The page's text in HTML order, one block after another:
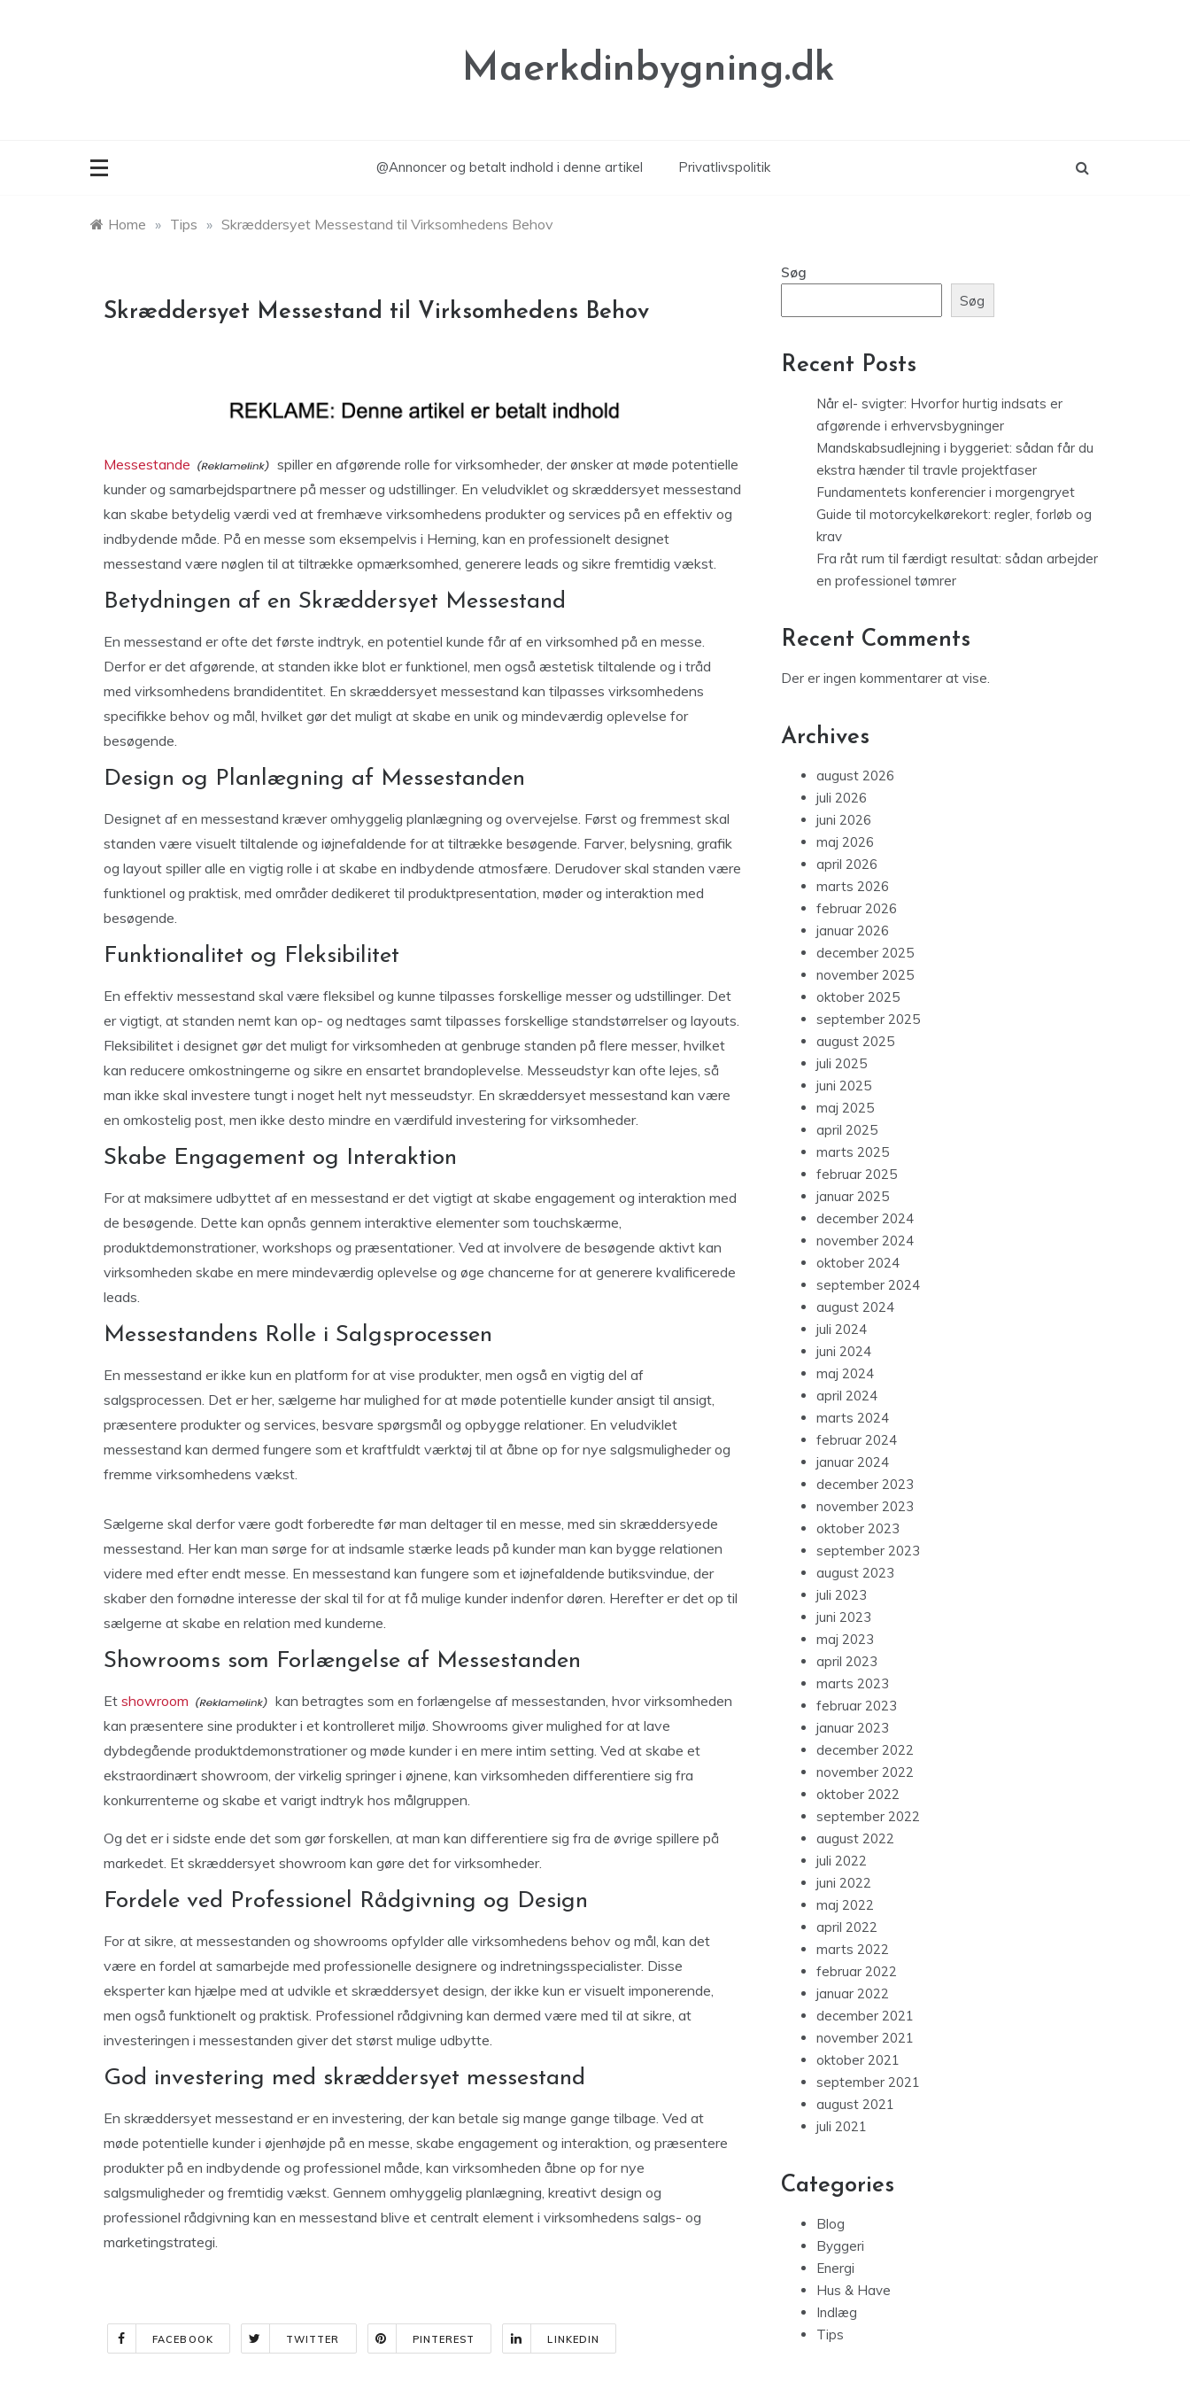
Maerkdinbygning.dk
@Annoncer og betalt indhold i denne artikel Privatlivspolitik
Home » Tips » Skræddersyet Messestand til Virksomhedens Behov
Skræddersyet Messestand til Virksomhedens Behov
Messestande
spiller en afgørende rolle for virksomheder, der ønsker at møde potentielle
kunder og samarbejdspartnere på messer og udstillinger. En veludviklet og skræddersyet messestand
kan skabe betydelig værdi ved at fremhæve virksomhedens produkter og services på en effektiv og
indbydende måde. På en messe som eksempelvis i Herning, kan en professionelt designet
messestand være nøglen til at tiltrække opmærksomhed, generere leads og sikre fremtidig vækst.
Betydningen af en Skræddersyet Messestand
En messestand er ofte det første indtryk, en potentiel kunde får af en virksomhed på en messe.
Derfor er det afgørende, at standen ikke blot er funktionel, men også æstetisk tiltalende og i tråd
med virksomhedens brandidentitet. En skræddersyet messestand kan tilpasses virksomhedens
specifikke behov og mål, hvilket gør det muligt at skabe en unik og mindeværdig oplevelse for
besøgende.
Design og Planlægning af Messestanden
Designet af en messestand kræver omhyggelig planlægning og overvejelse. Først og fremmest skal
standen være visuelt tiltalende og iøjnefaldende for at tiltrække besøgende. Farver, belysning, grafik
og layout spiller alle en vigtig rolle i at skabe en indbydende atmosfære. Derudover skal standen være
funktionel og praktisk, med områder dedikeret til produktpresentation, møder og interaktion med
besøgende.
Funktionalitet og Fleksibilitet
En effektiv messestand skal være fleksibel og kunne tilpasses forskellige messer og udstillinger. Det
er vigtigt, at standen nemt kan op- og nedtages samt tilpasses forskellige standstørrelser og layouts.
Fleksibilitet i designet gør det muligt for virksomheden at genbruge standen på flere messer, hvilket
kan reducere omkostningerne og sikre en ensartet brandoplevelse. Messeudstyr kan ofte lejes, så
man ikke skal investere tungt i noget helt nyt messeudstyr. En skræddersyet messestand kan være
en omkostelig post, men ikke desto mindre en værdifuld investering for virksomheder.
Skabe Engagement og Interaktion
For at maksimere udbyttet af en messestand er det vigtigt at skabe engagement og interaktion med
de besøgende. Dette kan opnås gennem interaktive elementer som touchskærme,
produktdemonstrationer, workshops og præsentationer. Ved at involvere de besøgende aktivt kan
virksomheden skabe en mere mindeværdig oplevelse og øge chancerne for at generere kvalificerede
leads.
Messestandens Rolle i Salgsprocessen
En messestand er ikke kun en platform for at vise produkter, men også en vigtig del af
salgsprocessen. Det er her, sælgerne har mulighed for at møde potentielle kunder ansigt til ansigt,
præsentere produkter og services, besvare spørgsmål og opbygge relationer. En veludviklet
messestand kan dermed fungere som et kraftfuldt værktøj til at åbne op for nye salgsmuligheder og
fremme virksomhedens vækst.
Sælgerne skal derfor være godt forberedte før man deltager til en messe, med sin skræddersyede
messestand. Her kan man sørge for at indsamle stærke leads på kunder man kan bygge relationen
videre med efter endt messe. En messestand kan fungere som et iøjnefaldende butiksvindue, der
skaber den fornødne interesse der skal til for at få mulige kunder indenfor døren. Herefter er det op til
sælgerne at skabe en relation med kunderne.
Showrooms som Forlængelse af Messestanden
Et showroom
kan betragtes som en forlængelse af messestanden, hvor virksomheden
kan præsentere sine produkter i et kontrolleret miljø. Showrooms giver mulighed for at lave
dybdegående produktdemonstrationer og møde kunder i en mere intim setting. Ved at skabe et
ekstraordinært showroom, der virkelig springer i øjnene, kan virksomheden differentiere sig fra
konkurrenterne og skabe et varigt indtryk hos målgruppen.
Og det er i sidste ende det som gør forskellen, at man kan differentiere sig fra de øvrige spillere på
markedet. Et skræddersyet showroom kan gøre det for virksomheder.
Fordele ved Professionel Rådgivning og Design
For at sikre, at messestanden og showrooms opfylder alle virksomhedens behov og mål, kan det
være en fordel at samarbejde med professionelle designere og indretningsspecialister. Disse
eksperter kan hjælpe med at udvikle et skræddersyet design, der ikke kun er visuelt imponerende,
men også funktionelt og praktisk. Professionel rådgivning kan dermed være med til at sikre, at
investeringen i messestanden giver det størst mulige udbytte.
God investering med skræddersyet messestand
En skræddersyet messestand er en investering, der kan betale sig mange gange tilbage. Ved at
møde potentielle kunder i øjenhøjde på en messe, skabe engagement og interaktion, og præsentere
produkter på en indbydende og professionel måde, kan virksomheden åbne op for nye
salgsmuligheder og fremtidig vækst. Gennem omhyggelig planlægning, kreativt design og
professionel rådgivning kan en messestand blive et centralt element i virksomhedens salgs- og
marketingstrategi.
FACEBOOK TWITTER PINTEREST LINKEDIN
Søg
Søg
Recent Posts
Når el- svigter: Hvorfor hurtig indsats er
afgørende i erhvervsbygninger
Mandskabsudlejning i byggeriet: sådan får du
ekstra hænder til travle projektfaser
Fundamentets konferencier i morgengryet
Guide til motorcykelkørekort: regler, forløb og
krav
Fra råt rum til færdigt resultat: sådan arbejder
en professionel tømrer
Recent Comments
Der er ingen kommentarer at vise.
Archives
august 2026
juli 2026
juni 2026
maj 2026
april 2026
marts 2026
februar 2026
januar 2026
december 2025
november 2025
oktober 2025
september 2025
august 2025
juli 2025
juni 2025
maj 2025
april 2025
marts 2025
februar 2025
januar 2025
december 2024
november 2024
oktober 2024
september 2024
august 2024
juli 2024
juni 2024
maj 2024
april 2024
marts 2024
februar 2024
januar 2024
december 2023
november 2023
oktober 2023
september 2023
august 2023
juli 2023
juni 2023
maj 2023
april 2023
marts 2023
februar 2023
januar 2023
december 2022
november 2022
oktober 2022
september 2022
august 2022
juli 2022
juni 2022
maj 2022
april 2022
marts 2022
februar 2022
januar 2022
december 2021
november 2021
oktober 2021
september 2021
august 2021
juli 2021
Categories
Blog
Byggeri
Energi
Hus & Have
Indlæg
Tips